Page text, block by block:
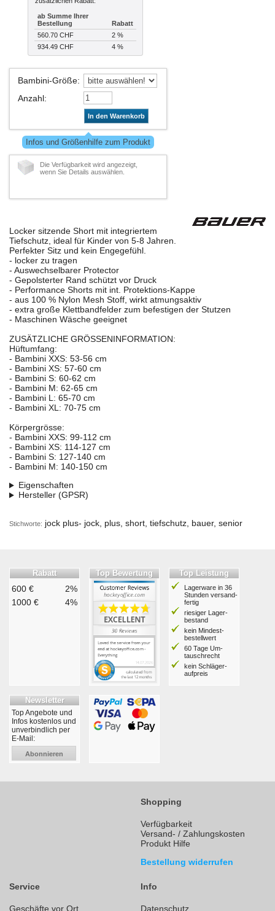
ab Summe Ihrer
Bestellung
Rabatt
560.70 CHF
2 %
934.49 CHF
4 %
Bambini-Größe:
Anzahl:
In den Warenkorb
Infos und Größenhilfe zum Produkt
Die Verfügbarkeit wird angezeigt,
wenn Sie Details auswählen.
Locker sitzende Short mit integriertem
Tiefschutz, ideal für Kinder von 5-8 Jahren.
Perfekter Sitz und kein Engegefühl.
- locker zu tragen
- Auswechselbarer Protector
- Gepolsterter Rand schützt vor Druck
- Performance Shorts mit int. Protektions-Kappe
- aus 100 % Nylon Mesh Stoff, wirkt atmungsaktiv
- extra große Klettbandfelder zum befestigen der Stutzen
- Maschinen Wäsche geeignet
ZUSÄTZLICHE GRÖSSENINFORMATION:
Hüftumfang:
- Bambini XXS: 53-56 cm
- Bambini XS: 57-60 cm
- Bambini S: 60-62 cm
- Bambini M: 62-65 cm
- Bambini L: 65-70 cm
- Bambini XL: 70-75 cm
Körpergrösse:
- Bambini XXS: 99-112 cm
- Bambini XS: 114-127 cm
- Bambini S: 127-140 cm
- Bambini M: 140-150 cm
Eigenschaften
Hersteller (GPSR)
Stichworte: jock plus- jock, plus, short, tiefschutz, bauer, senior
Rabatt
600 €
2%
1000 €
4%
Top Bewertung Top Leistung
Lagerware in 36
Stunden ver­sand­
fertig
riesiger Lager­
bestand
kein Mindest­
bestell­wert
60 Tage Um­
tausch­recht
kein Schläger­
aufpreis
Newsletter
Top Angebote und
Infos kostenlos und
unverbindlich per
E-Mail:
Abonnieren
Shopping
Verfügbarkeit
Versand- / Zahlungskosten
Produkt Hilfe
Bestellung widerrufen
Service
Geschäfte vor Ort
Info
Datenschutz